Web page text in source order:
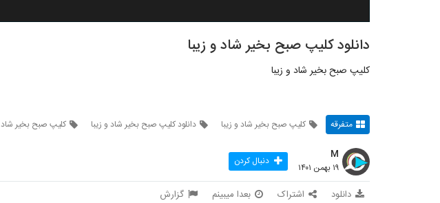
دانلود کلیپ صبح بخیر شاد و زیبا
کلیپ صبح بخیر شاد و زیبا
متفرقه کلیپ صبح بخیر شاد و زیبا دانلود کلیپ صبح بخیر شاد و زیبا کلیپ صبح بخیر شاد
M
۱۹ بهمن ۱۴۰۱ دنبال کردن
دانلود اشتراک بعدا میبینم گزارش